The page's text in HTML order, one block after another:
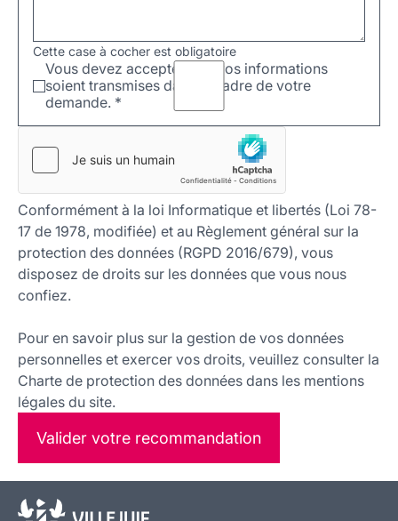
Cette case à cocher est obligatoire
Vous devez accepter que vos informations
soient transmises dans le cadre de votre
demande. *
Conformément à la loi Informatique et libertés (Loi 78-
17 de 1978, modifiée) et au Règlement général sur la
protection des données (RGPD 2016/679), vous
disposez de droits sur les données que vous nous
confiez.
Pour en savoir plus sur la gestion de vos données
personnelles et exercer vos droits, veuillez consulter la
Charte de protection des données dans les mentions
légales du site.
Valider votre recommandation